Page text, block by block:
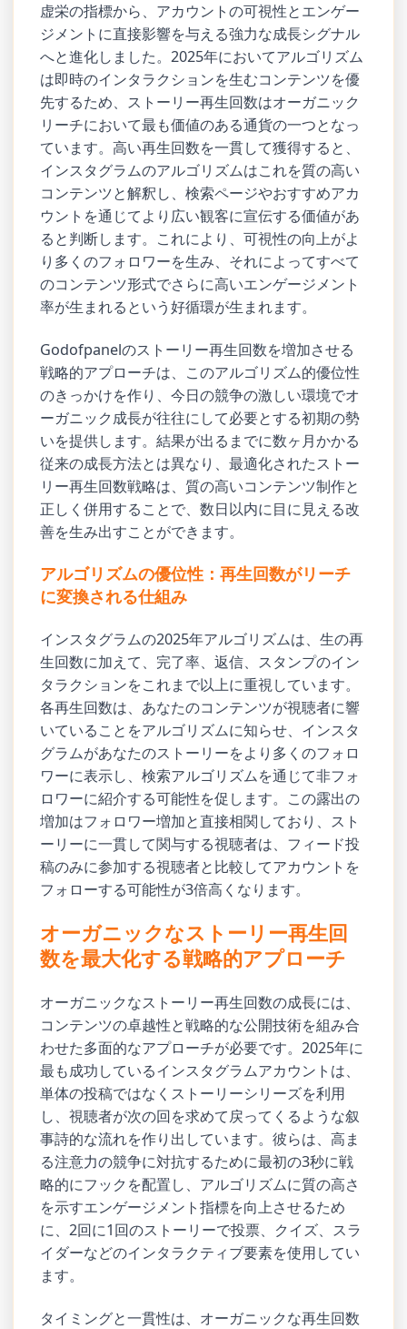
虚栄の指標から、アカウントの可視性とエンゲー
ジメントに直接影響を与える強力な成長シグナル
へと進化しました。2025年においてアルゴリズム
は即時のインタラクションを生むコンテンツを優
先するため、ストーリー再生回数はオーガニック
リーチにおいて最も価値のある通貨の一つとなっ
ています。高い再生回数を一貫して獲得すると、
インスタグラムのアルゴリズムはこれを質の高い
コンテンツと解釈し、検索ページやおすすめアカ
ウントを通じてより広い観客に宣伝する価値があ
ると判断します。これにより、可視性の向上がよ
り多くのフォロワーを生み、それによってすべて
のコンテンツ形式でさらに高いエンゲージメント
率が生まれるという好循環が生まれます。
Godofpanelのストーリー再生回数を増加させる
戦略的アプローチは、このアルゴリズム的優位性
のきっかけを作り、今日の競争の激しい環境でオ
ーガニック成長が往往にして必要とする初期の勢
いを提供します。結果が出るまでに数ヶ月かかる
従来の成長方法とは異なり、最適化されたストー
リー再生回数戦略は、質の高いコンテンツ制作と
正しく併用することで、数日以内に目に見える改
善を生み出すことができます。
アルゴリズムの優位性：再生回数がリーチ
に変換される仕組み
インスタグラムの2025年アルゴリズムは、生の再
生回数に加えて、完了率、返信、スタンプのイン
タラクションをこれまで以上に重視しています。
各再生回数は、あなたのコンテンツが視聴者に響
いていることをアルゴリズムに知らせ、インスタ
グラムがあなたのストーリーをより多くのフォロ
ワーに表示し、検索アルゴリズムを通じて非フォ
ロワーに紹介する可能性を促します。この露出の
増加はフォロワー増加と直接相関しており、スト
ーリーに一貫して関与する視聴者は、フィード投
稿のみに参加する視聴者と比較してアカウントを
フォローする可能性が3倍高くなります。
オーガニックなストーリー再生回
数を最大化する戦略的アプローチ
オーガニックなストーリー再生回数の成長には、
コンテンツの卓越性と戦略的な公開技術を組み合
わせた多面的なアプローチが必要です。2025年に
最も成功しているインスタグラムアカウントは、
単体の投稿ではなくストーリーシリーズを利用
し、視聴者が次の回を求めて戻ってくるような叙
事詩的な流れを作り出しています。彼らは、高ま
る注意力の競争に対抗するために最初の3秒に戦
略的にフックを配置し、アルゴリズムに質の高さ
を示すエンゲージメント指標を向上させるため
に、2回に1回のストーリーで投票、クイズ、スラ
イダーなどのインタラクティブ要素を使用してい
ます。
タイミングと一貫性は、オーガニックな再生回数